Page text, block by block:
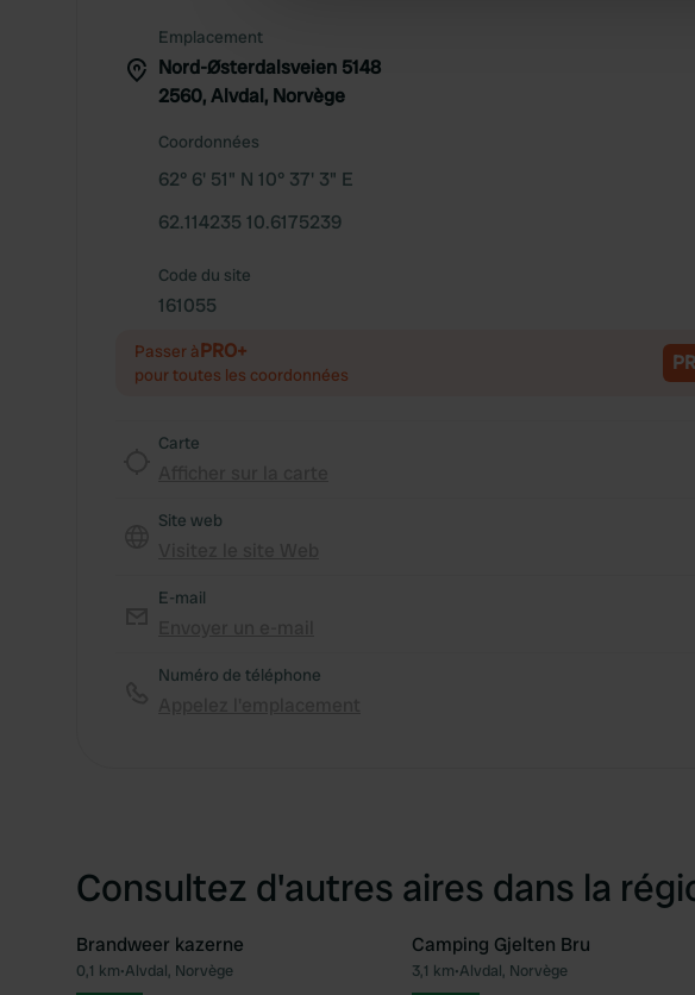
other information that you’ve provided to them
Emplacement
Nord-Østerdalsveien 5148
2560, Alvdal, Norvège
Coordonnées
62° 6' 51" N 10° 37' 3" E
62.114235 10.6175239
Code du site
161055
Passer àPRO+
pour toutes les coordonnées
Carte
Site web
E-mail
Numéro de téléphone
Consultez d'autres aires dans la
Préféré
Brandweer kazerne
0,1 km•Alvdal, Norvège
Camping Gjelten Bru
3,1 km•Alvdal, Norvège